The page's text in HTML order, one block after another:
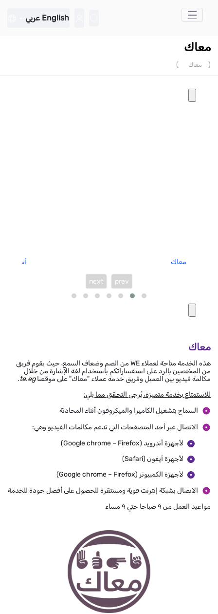
تخطي إلى المحتوى الرئيسي
English عربي
معاك
( معاك )
معاك أسئلة
prev
next
معاك
هذه الخدمة متاحة لعملاء WE من الصم وضعاف السمع، حيث يقوم فريق
من المختصين بالرد على استفساراتكم باستخدام لغة الإشارة من خلال
مكالمة فيديو بين العميل وفريق خدمة عملاء "معاك" على موقعناte.eg
.
للاستمتاع بخدمة متميزة، يُرجى التحقق مما يلي:
السماح بتشغيل الكاميرا والميكروفون أثناء المحادثة
الاتصال عبر أحد المتصفحات التي تدعم مكالمات الفيديو وهي:
لأجهزة أندرويد (Google chrome – Firefox)
لأجهزة آيفون (Safari)
لأجهزة الكمبيوتر (Google chrome – Firefox)
الاتصال بشبكة إنترنت قوية ومستقرة للحصول على أفضل جودة للخدمة
مواعيد العمل من ٩ صباحا حتي ٩ مساء